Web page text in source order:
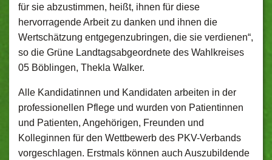
für sie abzustimmen, heißt, ihnen für diese
hervorragende Arbeit zu danken und ihnen die
Wertschätzung entgegenzubringen, die sie verdienen“,
so die Grüne Landtagsabgeordnete des Wahlkreises
05 Böblingen, Thekla Walker.
Alle Kandidatinnen und Kandidaten arbeiten in der
professionellen Pflege und wurden von Patientinnen
und Patienten, Angehörigen, Freunden und
Kolleginnen für den Wettbewerb des PKV-Verbands
vorgeschlagen. Erstmals können auch Auszubildende